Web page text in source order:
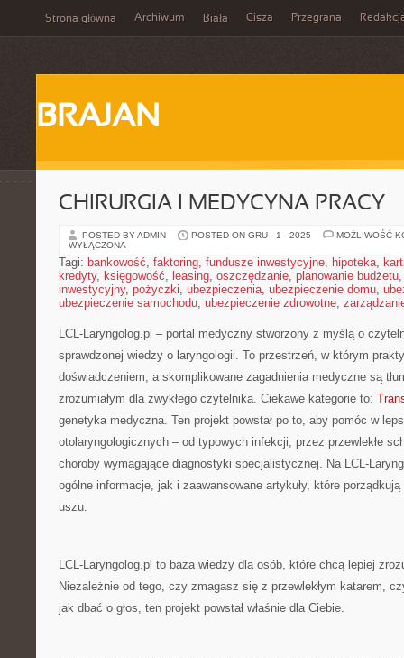
Strona główna Archiwum Biała Cisza Przegrana
BRAJAN
CHIRURGIA I MEDYCYNA PRACY
POSTED BY ADMIN POSTED ON GRU - 1 - 2025
MOŻLIWOŚĆ
WYŁĄCZONA
Tagi: bankowość, faktoring, fundusze inwestycyjne, hipoteka,
kredyty, księgowość, leasing, oszczędzanie, planowanie budżetu
inwestycyjny, pożyczki, ubezpieczenia, ubezpieczenie domu,
ubezpieczenie samochodu, ubezpieczenie zdrowotne,
LCL-Laryngolog.pl – portal medyczny stworzony z myślą o
sprawdzonej wiedzy o laryngologii. To przestrzeń, w którym
doświadczeniem, a skomplikowane zagadnienia medyczne są
zrozumiałym dla zwykłego czytelnika. Ciekawe kategorie to:
genetyka medyczna. Ten projekt powstał po to, aby pomóc w
otolaryngologicznych – od typowych infekcji, przez przewlekłe
choroby wymagające diagnostyki specjalistycznej. Na LCL-
ogólne informacje, jak i zaawansowane artykuły, które
uszu.
LCL-Laryngolog.pl to baza wiedzy dla osób, które chcą lepiej
Niezależnie od tego, czy zmagasz się z przewlekłym katarem,
jak dbać o głos, ten projekt powstał właśnie dla Ciebie.